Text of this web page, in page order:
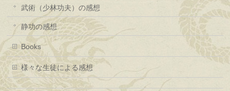
武術（少林功夫）の感想
静功の感想
Books
様々な生徒による感想